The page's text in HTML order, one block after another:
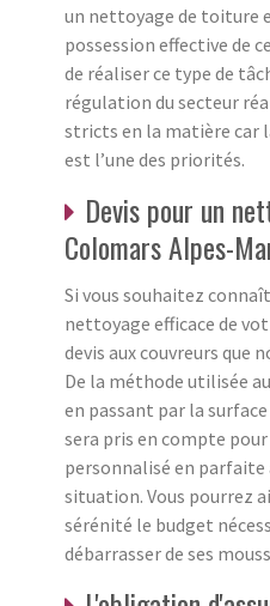
un nettoyage de toiture
possession effective de
de réaliser ce type de
régulation du secteur
stricts en la matière car
est l’une des priorités.
Devis pour un
Colomars Alpes-
Si vous souhaitez
nettoyage efficace de
devis aux couvreurs que
De la méthode utilisée
en passant par la
sera pris en compte
personnalisé en parfaite
situation. Vous pourrez
sérénité le budget
débarrasser de ses